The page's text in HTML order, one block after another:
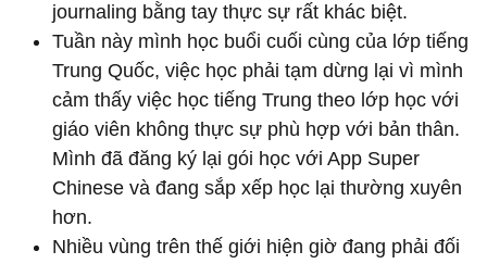
journaling bằng tay thực sự rất khác biệt.
Tuần này mình học buổi cuối cùng của lớp tiếng
Trung Quốc, việc học phải tạm dừng lại vì mình
cảm thấy việc học tiếng Trung theo lớp học với
giáo viên không thực sự phù hợp với bản thân.
Mình đã đăng ký lại gói học với App Super
Chinese và đang sắp xếp học lại thường xuyên
hơn.
Nhiều vùng trên thế giới hiện giờ đang phải đối